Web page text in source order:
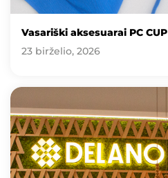
Vasariški aksesuarai PC CUP
23 birželio, 2026